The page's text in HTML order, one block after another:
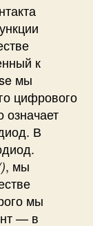
к
мы
цифрового
означает
В
, мы
мы
— в